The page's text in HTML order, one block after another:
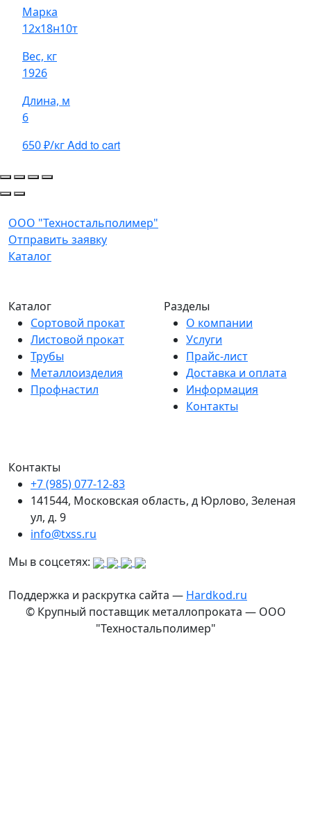
Марка
12х18н10т
Вес, кг
1926
Длина, м
6
650₽/кгAdd to cart
ООО "Техностальполимер"
Отправить заявку
Каталог
Каталог
Сортовой прокат
Листовой прокат
Трубы
Металлоизделия
Профнастил
Разделы
О компании
Услуги
Прайс-лист
Доставка и оплата
Информация
Контакты
Контакты
+7 (985) 077-12-83
141544, Московская область, д Юрлово, Зеленая
ул, д. 9
info@txss.ru
Мы в соцсетях:
Поддержка и раскрутка сайта — Hardkod.ru
© Крупный поставщик металлопроката — ООО
"Техностальполимер"